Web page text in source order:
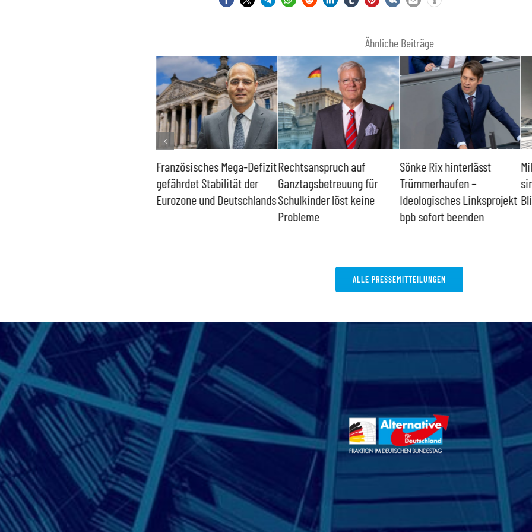
Ähnliche Beiträge
Französisches Mega-Defizit
gefährdet Stabilität der
Eurozone und Deutschlands
Rechtsanspruch auf
Ganztagsbetreuung für
Schulkinder löst keine
Probleme
Sönke Rix hinterlässt
Trümmerhaufen –
Ideologisches Linksprojekt
bpb sofort beenden
ALLE PRESSEMITTEILUNGEN